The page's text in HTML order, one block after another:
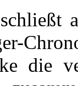
die